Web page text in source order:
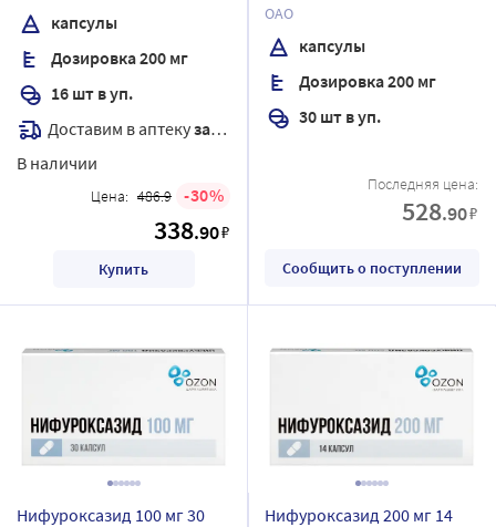
капсулы
Дозировка 200 мг
16 шт в уп.
Доставим в аптекузавтра
В наличии
Цена: 486.9 30
338.90₽
Купить
ОАО
капсулы
Дозировка 200 мг
30 шт в уп.
Последняя цена:
528.90₽
Сообщить о поступлении
Нифуроксазид 100 мг 30
Нифуроксазид 200 мг 14